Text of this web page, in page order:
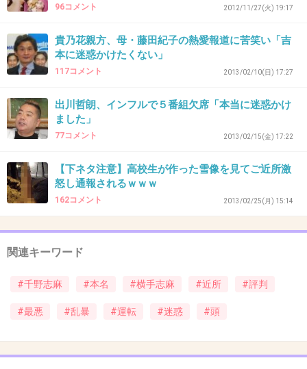
31. 匿名2013/01/11(金) 15:52:43
＞彼女は荷下ろしするのに車で通路を塞ぎ、迷
惑をかけても平然とした表情で頭を下げること
もない
サイアクじゃん
32. 匿名2013/01/11(金) 15:52:50
駐車場で20キロなんか早すぎです
96コメント 2012/11/27(火) 19:17
貴乃花親方、母・藤田紀子の熱愛報道に苦笑い「吉
本に迷惑かけたくない」
117コメント 2013/02/10(日) 17:27
出川哲朗、インフルで５番組欠席「本当に迷惑かけ
ました」
77コメント 2013/02/15(金) 17:22
【下ネタ注意】高校生が作った雪像を見てご近所激
怒し通報されるｗｗｗ
162コメント 2013/02/25(月) 15:14
関連キーワード
#千野志麻 #本名 #横手志麻 #近所 #評判
#最悪 #乱暴 #運転 #迷惑 #頭